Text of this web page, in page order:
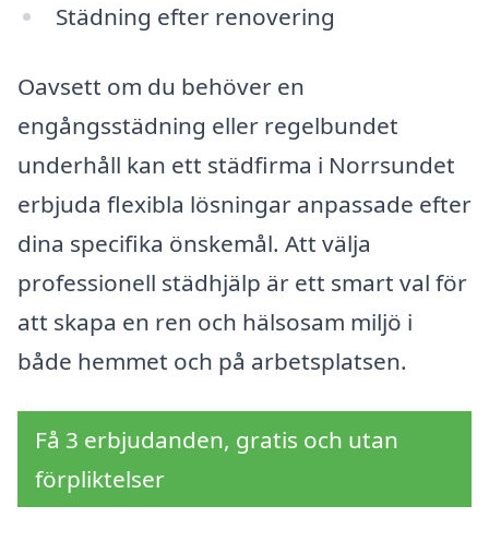
Städning efter renovering
Oavsett om du behöver en
engångsstädning eller regelbundet
underhåll kan ett städfirma i Norrsundet
erbjuda flexibla lösningar anpassade efter
dina specifika önskemål. Att välja
professionell städhjälp är ett smart val för
att skapa en ren och hälsosam miljö i
både hemmet och på arbetsplatsen.
Få 3 erbjudanden, gratis och utan
förpliktelser